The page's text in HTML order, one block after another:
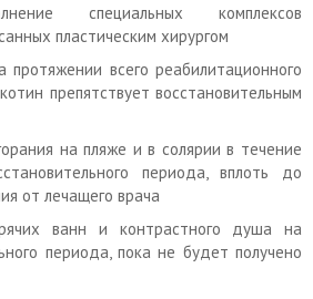
специальных комплексов
пластическим хирургом
протяжении всего реабилитационного
препятствует восстановительным
на пляже и в солярии в течение
периода, вплоть до
от лечащего врача
ванн и контрастного душа на
периода, пока не будет получено